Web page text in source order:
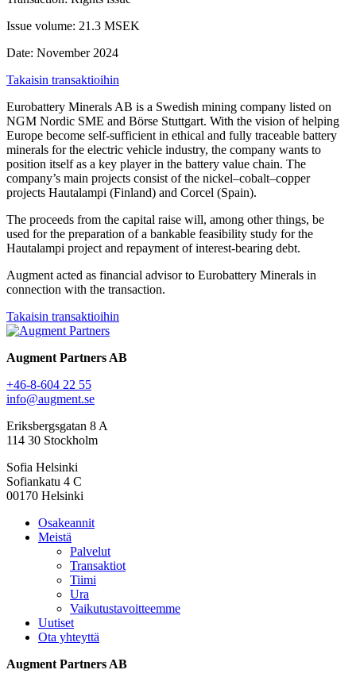
Issue volume: 21.3 MSEK
Date: November 2024
Takaisin transaktioihin
Eurobattery Minerals AB is a Swedish mining company listed on
NGM Nordic SME and Börse Stuttgart. With the vision of helping
Europe become self-sufficient in ethical and fully traceable battery
minerals for the electric vehicle industry, the company wants to
position itself as a key player in the battery value chain. The
company’s main projects consist of the nickel–cobalt–copper
projects Hautalampi (Finland) and Corcel (Spain).
The proceeds from the capital raise will, among other things, be
used for the preparation of a bankable feasibility study for the
Hautalampi project and repayment of interest-bearing debt.
Augment acted as financial advisor to Eurobattery Minerals in
connection with the transaction.
Takaisin transaktioihin
Augment Partners AB
+46-8-604 22 55
info@augment.se
Eriksbergsgatan 8 A
114 30 Stockholm
Sofia Helsinki
Sofiankatu 4 C
00170 Helsinki
Osakeannit
Meistä
Palvelut
Transaktiot
Tiimi
Ura
Vaikutustavoitteemme
Uutiset
Ota yhteyttä
Augment Partners AB